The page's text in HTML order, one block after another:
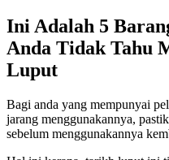
Ini Adalah 5
Anda Tidak Tahu
Luput
Bagi anda yang mempunyai
jarang menggunakannya,
sebelum menggunakannya